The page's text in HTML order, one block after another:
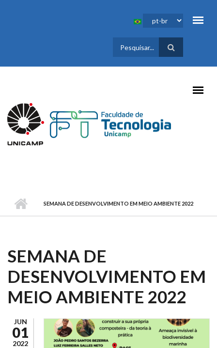
FORMULÁRIO
DE BUSCA
SEMANA DE DESENVOLVIMENTO EM MEIO AMBIENTE 2022
SEMANA DE
DESENVOLVIMENTO EM
MEIO AMBIENTE 2022
JUN
01
2022